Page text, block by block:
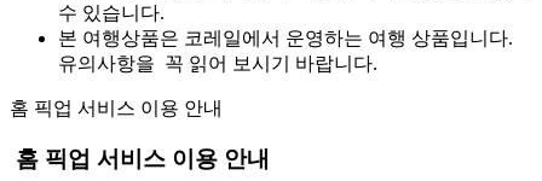
수 있습니다.
본 여행상품은 코레일에서 운영하는 여행 상품입니다.
유의사항을 꼭 읽어 보시기 바랍니다.
홈 픽업 서비스 이용 안내
홈 픽업 서비스 이용 안내